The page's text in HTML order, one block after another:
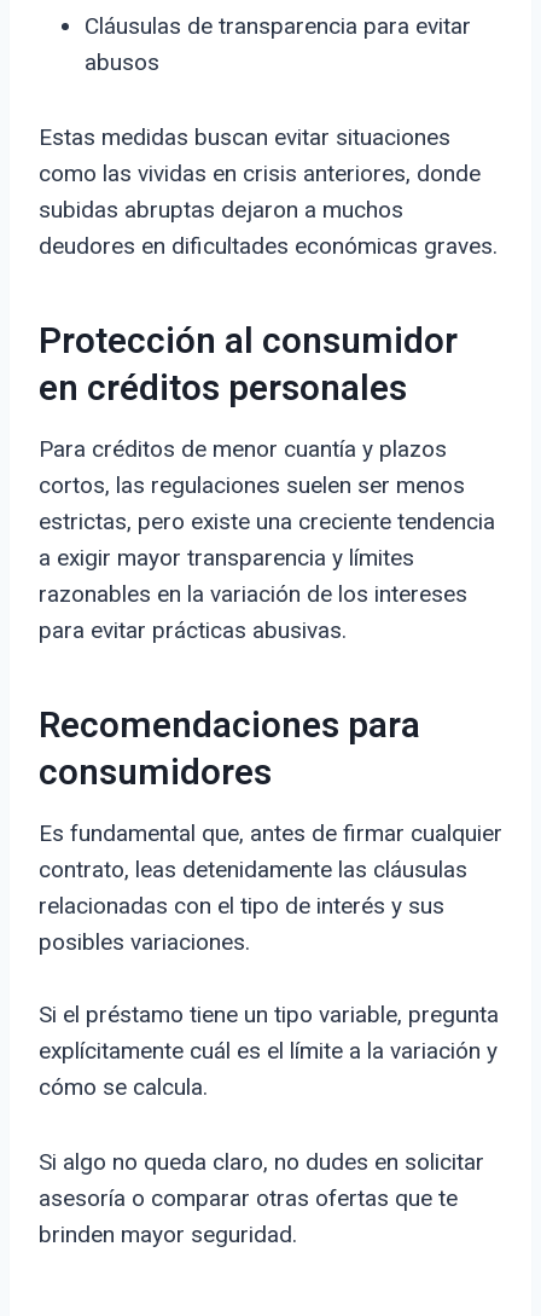
Cláusulas de transparencia para evitar
abusos
Estas medidas buscan evitar situaciones
como las vividas en crisis anteriores, donde
subidas abruptas dejaron a muchos
deudores en dificultades económicas graves.
Protección al consumidor
en créditos personales
Para créditos de menor cuantía y plazos
cortos, las regulaciones suelen ser menos
estrictas, pero existe una creciente tendencia
a exigir mayor transparencia y límites
razonables en la variación de los intereses
para evitar prácticas abusivas.
Recomendaciones para
consumidores
Es fundamental que, antes de firmar cualquier
contrato, leas detenidamente las cláusulas
relacionadas con el tipo de interés y sus
posibles variaciones.
Si el préstamo tiene un tipo variable, pregunta
explícitamente cuál es el límite a la variación y
cómo se calcula.
Si algo no queda claro, no dudes en solicitar
asesoría o comparar otras ofertas que te
brinden mayor seguridad.